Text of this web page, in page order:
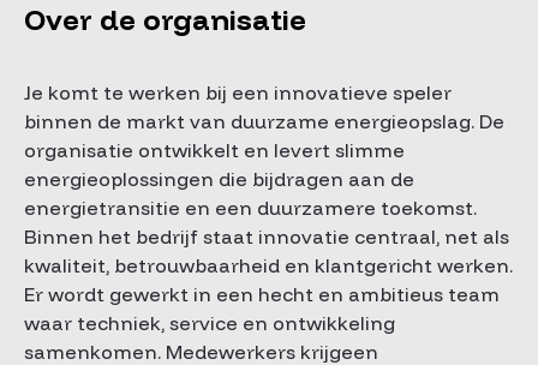
Over de organisatie
Je komt te werken bij een innovatieve speler
binnen de markt van duurzame energieopslag. De
organisatie ontwikkelt en levert slimme
energieoplossingen die bijdragen aan de
energietransitie en een duurzamere toekomst.
Binnen het bedrijf staat innovatie centraal, net als
kwaliteit, betrouwbaarheid en klantgericht werken.
Er wordt gewerkt in een hecht en ambitieus team
waar techniek, service en ontwikkeling
samenkomen. Medewerkers krijgeen